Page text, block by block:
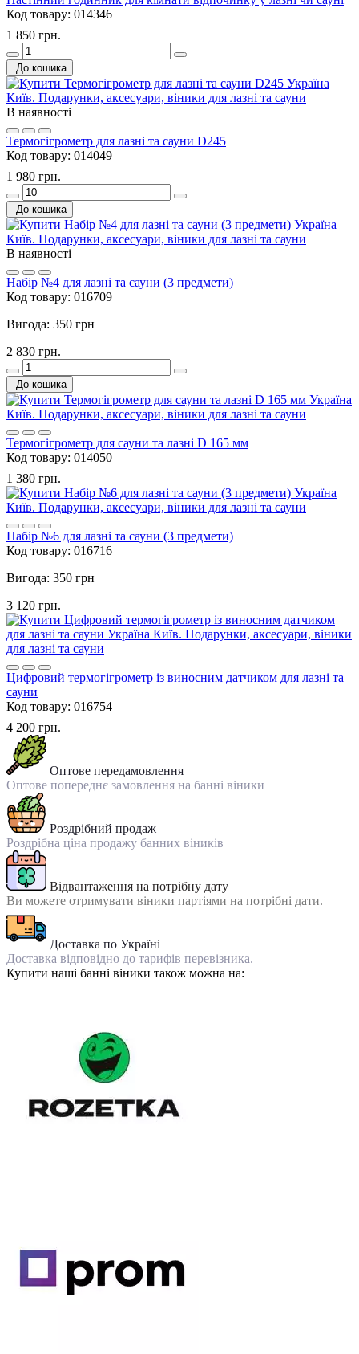
Код товару: 014346
1 850 грн.
До кошика
В наявності
Термогігрометр для лазні та сауни D245
Код товару: 014049
1 980 грн.
До кошика
В наявності
Набір №4 для лазні та сауни (3 предмети)
Код товару: 016709
Вигода: 350 грн
2 830 грн.
До кошика
Термогігрометр для сауни та лазні D 165 мм
Код товару: 014050
1 380 грн.
Набір №6 для лазні та сауни (3 предмети)
Код товару: 016716
Вигода: 350 грн
3 120 грн.
Цифровий термогігрометр із виносним датчиком для лазні та
сауни
Код товару: 016754
4 200 грн.
Оптове передамовлення
Оптове попереднє замовлення на банні віники
Роздрібний продаж
Роздрібна ціна продажу банних віників
Відвантаження на потрібну дату
Ви можете отримувати віники партіями на потрібні дати.
Доставка по Україні
Доставка відповідно до тарифів перевізника.
Купити наші банні віники також можна на: